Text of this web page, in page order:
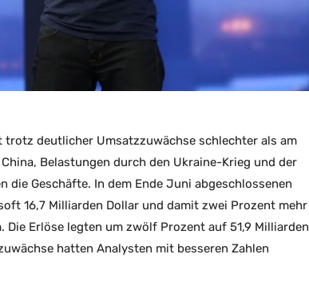
deutlicher Umsatzzuwächse schlechter als am
Belastungen durch den Ukraine-Krieg und der
Geschäfte. In dem Ende Juni abgeschlossenen
16,7 Milliarden Dollar und damit zwei Prozent mehr
Erlöse legten um zwölf Prozent auf 51,9 Milliarden
hatten Analysten mit besseren Zahlen